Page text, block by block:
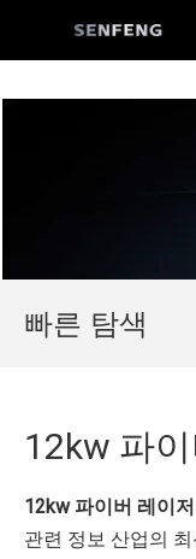
빠른 탐색
12kw 파
12kw 파이버 레이저
관련 정보 산업의